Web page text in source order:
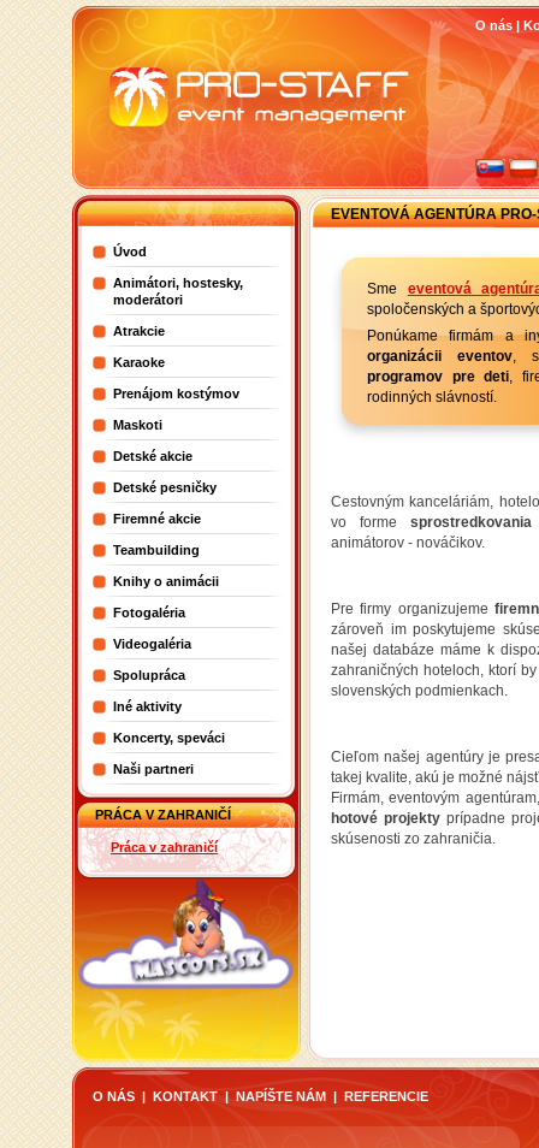
O nás |
EVENTOVÁ AGENTÚRA PRO-
Sme eventová
spoločenských a
Ponúkame firmám a
organizácii eventov,
programov pre deti,
rodinných slávností.
Cestovným kanceláriám,
vo forme
animátorov - nováčikov.
Pre firmy organizujeme
zároveň im poskytujeme
našej databáze máme k
zahraničných hoteloch, ktorí
slovenských podmienkach.
Cieľom našej agentúry je
takej kvalite, akú je možné
Firmám, eventovým
hotové projektyprípadne
skúsenosti zo zahraničia.
Úvod
Animátori, hostesky,
moderátori
Atrakcie
Karaoke
Prenájom kostýmov
Maskoti
Detské akcie
Detské pesničky
Firemné akcie
Teambuilding
Knihy o animácii
Fotogaléria
Videogaléria
Spolupráca
Iné aktivity
Koncerty, speváci
Naši partneri
PRÁCA V ZAHRANIČÍ
Práca v zahraničí
O NÁS | KONTAKT | NAPÍŠTE NÁM | REFERENCIE